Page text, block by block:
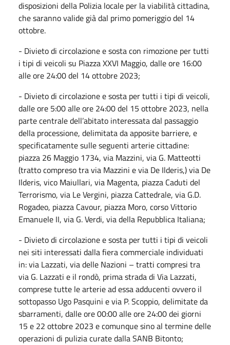
disposizioni della Polizia locale per la viabilità cittadina,
che saranno valide già dal primo pomeriggio del 14
ottobre.
- Divieto di circolazione e sosta con rimozione per tutti
i tipi di veicoli su Piazza XXVI Maggio, dalle ore 16:00
alle ore 24:00 del 14 ottobre 2023;
- Divieto di circolazione e sosta per tutti i tipi di veicoli,
dalle ore 5:00 alle ore 24:00 del 15 ottobre 2023, nella
parte centrale dell’abitato interessata dal passaggio
della processione, delimitata da apposite barriere, e
specificatamente sulle seguenti arterie cittadine:
piazza 26 Maggio 1734, via Mazzini, via G. Matteotti
(tratto compreso tra via Mazzini e via De Ilderis,) via De
Ilderis, vico Maiullari, via Magenta, piazza Caduti del
Terrorismo, via Le Vergini, piazza Cattedrale, via G.D.
Rogadeo, piazza Cavour, piazza Moro, corso Vittorio
Emanuele II, via G. Verdi, via della Repubblica Italiana;
- Divieto di circolazione e sosta per tutti i tipi di veicoli
nei siti interessati dalla fiera commerciale individuati
in: via Lazzati, via delle Nazioni – tratti compresi tra
via G. Lazzati e il rondò, prima strada di Via Lazzati,
comprese tutte le arterie ad essa adducenti ovvero il
sottopasso Ugo Pasquini e via P. Scoppio, delimitate da
sbarramenti, dalle ore 00:00 alle ore 24:00 dei giorni
15 e 22 ottobre 2023 e comunque sino al termine delle
operazioni di pulizia curate dalla SANB Bitonto;